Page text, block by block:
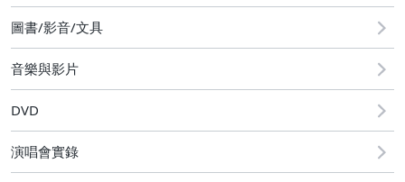
成人專區
圖書/影音/文具
音樂與影片
DVD
演唱會實錄